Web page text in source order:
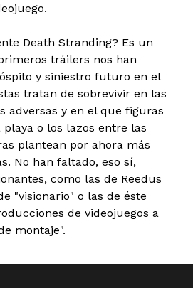
Death Stranding? Es un
tráilers nos han
y siniestro futuro en el
tratan de sobrevivir en las
adversas y en el que figuras
o los lazos entre las
plantean por ahora más
No han faltado, eso sí,
como las de Reedus
"visionario" o las de éste
de videojuegos a
montaje".